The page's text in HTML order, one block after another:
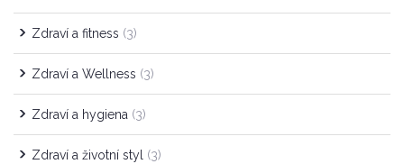
Zdraví a fitness (3)
Zdraví a Wellness (3)
Zdraví a hygiena (3)
Zdraví a životní styl (3)